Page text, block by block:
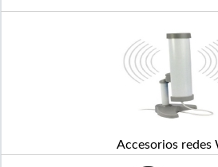
Accesorios redes